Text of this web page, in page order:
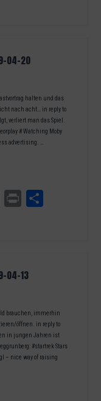
04-20
halten und das
nach acht… in reply to
verliert man das Spiel.
# Watching Moby
advertising. …
Buffer Print
04-13
brauchen, immerhin
öffnen. in reply to
in jungen Jahren ist
#startrek Stars
– nice way of raising